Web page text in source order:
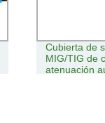
Cubierta de
MIG/TIG de
atenuación